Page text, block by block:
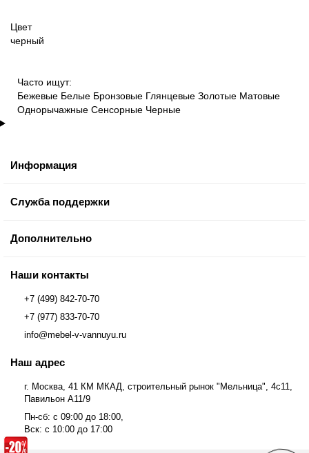
Цвет
черный
Часто ищут:
Бежевые Белые Бронзовые Глянцевые Золотые Матовые
Однорычажные Сенсорные Черные
Информация
Служба поддержки
Дополнительно
Наши контакты
+7 (499) 842-70-70
+7 (977) 833-70-70
info@mebel-v-vannuyu.ru
Наш адрес
г. Москва, 41 КМ МКАД, строительный рынок "Мельница", 4с11,
Павильон А11/9
Пн-сб: с 09:00 до 18:00,
Вск: с 10:00 до 17:00